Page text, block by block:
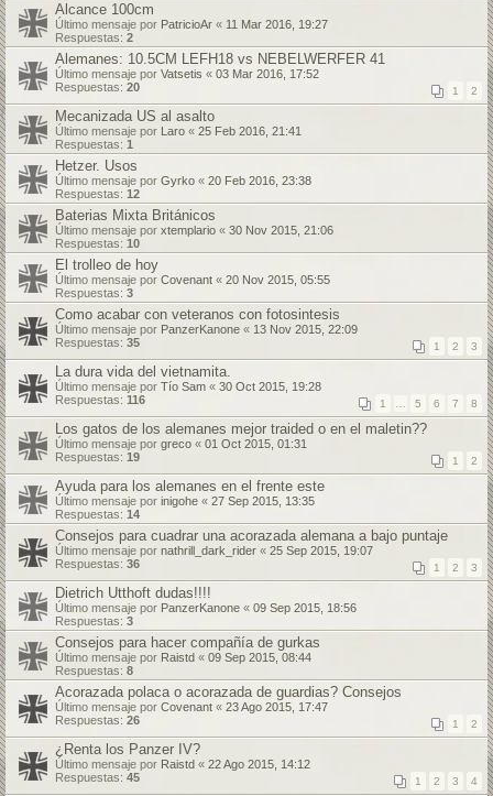
Alcance 100cm
Último mensaje por PatricioAr « 11 Mar 2016, 19:27
Respuestas: 2
Alemanes: 10.5CM LEFH18 vs NEBELWERFER 41
Último mensaje por Vatsetis « 03 Mar 2016, 17:52
Respuestas: 20 1 2
Mecanizada US al asalto
Último mensaje por Laro « 25 Feb 2016, 21:41
Respuestas: 1
Hetzer. Usos
Último mensaje por Gyrko « 20 Feb 2016, 23:38
Respuestas: 12
Baterias Mixta Británicos
Último mensaje por xtemplario « 30 Nov 2015, 21:06
Respuestas: 10
El trolleo de hoy
Último mensaje por Covenant « 20 Nov 2015, 05:55
Respuestas: 3
Como acabar con veteranos con fotosintesis
Último mensaje por PanzerKanone « 13 Nov 2015, 22:09
Respuestas: 35 1 2 3
La dura vida del vietnamita.
Último mensaje por Tío Sam « 30 Oct 2015, 19:28
Respuestas: 116 1 5 6 7 8
Los gatos de los alemanes mejor traided o en el maletin??
Último mensaje por greco « 01 Oct 2015, 01:31
Respuestas: 19 1 2
Ayuda para los alemanes en el frente este
Último mensaje por inigohe « 27 Sep 2015, 13:35
Respuestas: 14
Consejos para cuadrar una acorazada alemana a bajo puntaje
Último mensaje por nathrill_dark_rider « 25 Sep 2015, 19:07
Respuestas: 36 1 2 3
Dietrich Utthoft dudas!!!!
Último mensaje por PanzerKanone « 09 Sep 2015, 18:56
Respuestas: 3
Consejos para hacer compañía de gurkas
Último mensaje por Raistd « 09 Sep 2015, 08:44
Respuestas: 8
Acorazada polaca o acorazada de guardias? Consejos
Último mensaje por Covenant « 23 Ago 2015, 17:47
Respuestas: 26 1 2
¿Renta los Panzer IV?
Último mensaje por Raistd « 22 Ago 2015, 14:12
Respuestas: 45 1 2 3 4